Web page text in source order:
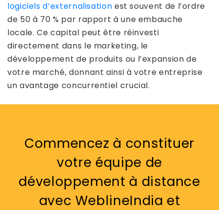
logiciels d’externalisation est souvent de l’ordre
de 50 à 70 % par rapport à une embauche
locale. Ce capital peut être réinvesti
directement dans le marketing, le
développement de produits ou l’expansion de
votre marché, donnant ainsi à votre entreprise
un avantage concurrentiel crucial.
Commencez à constituer
votre équipe de
développement à distance
avec WeblineIndia et